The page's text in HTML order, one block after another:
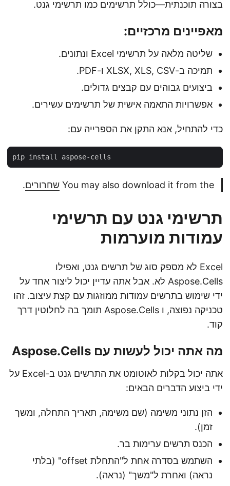
בצורה תוכנתית—כולל תרשימים כמו תרשימי גנט.
מאפיינים מרכזיים:
שליטה מלאה על תרשימי Excel ונתונים.
תמיכה ב-XLSX, XLS, CSV ו-PDF.
ביצועים גבוהים עם קבצים גדולים.
אפשרויות התאמה אישית של תרשימים עשירים.
כדי להתחיל, אנא התקן את הספרייה עם:
You may also download it from the שחרורים.
תרשימי גנט עם תרשימי
עמודות מוערמות
Excel לא מספק סוג של תרשים גנט, ואפילו
Aspose.Cells לא. אבל אתה עדיין יכול ליצור אחד על
ידי שימוש בתרשים עמודות ממוזגות עם קצת עיצוב. זהו
טכניקה נפוצה, ו Aspose.Cells תומך בה לחלוטין דרך
קוד.
מה אתה יכול לעשות עם Aspose.Cells
אתה יכול בקלות לאוטומט את התרשים גנט ב-Excel על
ידי ביצוע הדברים הבאים:
הזן נתוני משימה (שם משימה, תאריך התחלה, ומשך
זמן).
הכנס תרשים ערימות בר.
השתמש בסדרה אחת ל"התחלת offset" (בלתי
נראה) ואחרת ל"משך" (נראה).